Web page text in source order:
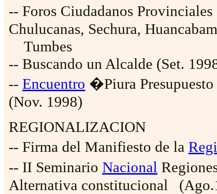
-- Foros Ciudadanos Provinciales
Chulucanas, Sechura,
Tumbes
-- Buscando un Alcalde (Set.
-- Encuentro �Piura
(Nov. 1998)
REGIONALIZACION
-- Firma del Manifiesto de la
-- II Seminario Nacional
Alternativa constitucional